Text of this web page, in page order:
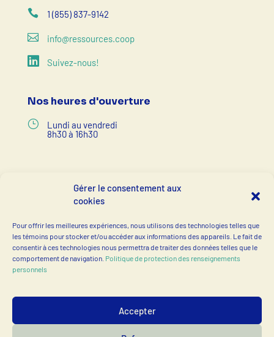
Gérer le consentement aux
cookies
Pour offrir les meilleures expériences, nous utilisons des technologies telles que
les témoins pour stocker et/ou accéder aux informations des appareils. Le fait de
consentir à ces technologies nous permettra de traiter des données telles que le
comportement de navigation. Politique de protection des renseignements
personnels
Accepter
 1 (855) 837-9142
 info@ressources.coop
 Suivez-nous!
Nos heures d'ouverture
}
Lundi au vendredi
8h30 à 16h30
Devenir membre
$ Notre équipe
$ Nos partenaires